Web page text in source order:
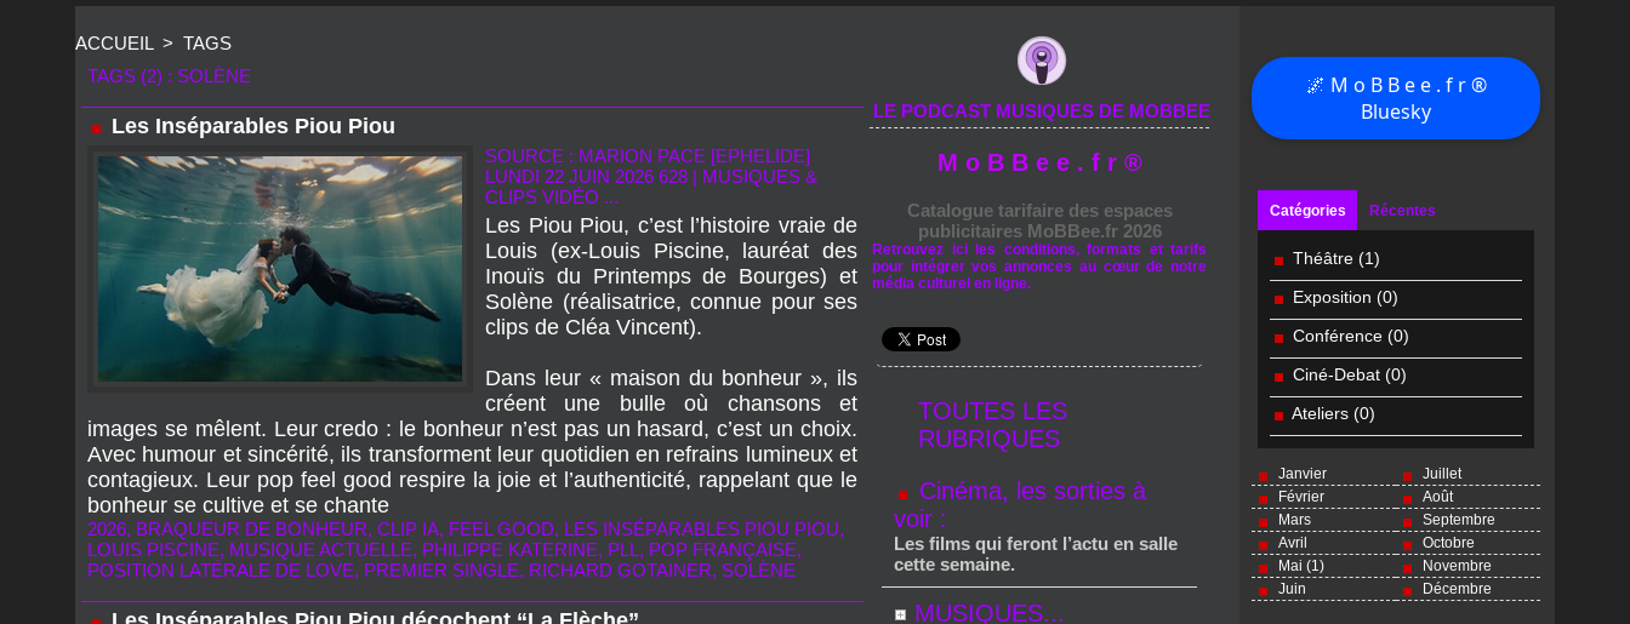
ACCUEIL > TAGS
TAGS (2) : SOLÈNE
Les Inséparables Piou Piou
SOURCE : MARION PACE [EPHELIDE]
LUNDI 22 JUIN 2026 628 | MUSIQUES &
CLIPS VIDÉO ...
Les Piou Piou, c’est l’histoire vraie de
Louis (ex-Louis Piscine, lauréat des
Inouïs du Printemps de Bourges) et
Solène (réalisatrice, connue pour ses
clips de Cléa Vincent).
Dans leur « maison du bonheur », ils
créent une bulle où chansons et
images se mêlent. Leur credo : le bonheur n’est pas un hasard, c’est un choix.
Avec humour et sincérité, ils transforment leur quotidien en refrains lumineux et
contagieux. Leur pop feel good respire la joie et l’authenticité, rappelant que le
bonheur se cultive et se chante
2026, BRAQUEUR DE BONHEUR, CLIP IA, FEEL GOOD, LES INSÉPARABLES PIOU PIOU,
LOUIS PISCINE, MUSIQUE ACTUELLE, PHILIPPE KATERINE, PLL, POP FRANÇAISE,
POSITION LATÉRALE DE LOVE, PREMIER SINGLE, RICHARD GOTAINER, SOLÈNE
LE PODCAST MUSIQUES DE MOBBEE
M o B B e e . f r ®
Catalogue tarifaire des espaces
publicitaires MoBBee.fr 2026
Retrouvez ici les conditions, formats et tarifs
pour intégrer vos annonces au cœur de notre
média culturel en ligne.
TOUTES LES
RUBRIQUES
Cinéma, les sorties à
voir :
Les films qui feront l’actu en salle
cette semaine.
MUSIQUES...
🌌 M o B B e e . f r ®
Bluesky
Catégories Récentes
Théâtre (1)
Exposition (0)
Conférence (0)
Ciné-Debat (0)
Ateliers (0)
Janvier
Février
Mars
Avril
Mai (1)
Juin
Juillet
Août
Septembre
Octobre
Novembre
Décembre